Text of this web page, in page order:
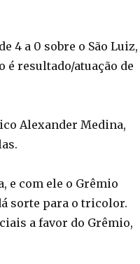
4 a 0 sobre o São Luiz,
é resultado/atuação de
Alexander Medina,
e com ele o Grêmio
sorte para o tricolor.
a favor do Grêmio,